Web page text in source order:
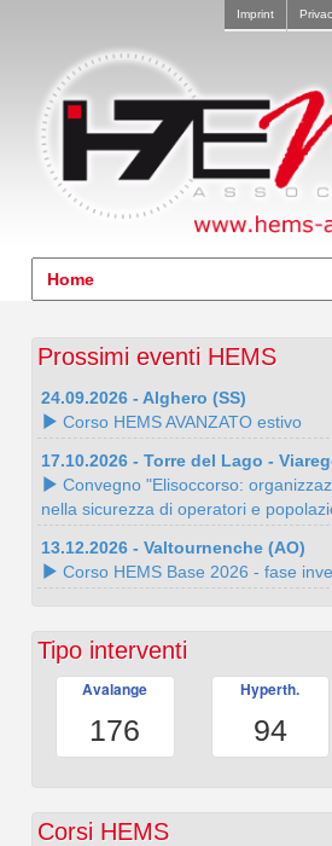
Imprint
Prossimi eventi HEMS
24.09.2026 - Alghero (SS)
Corso HEMS AVANZATO estivo
17.10.2026 - Torre del Lago -
Convegno "Elisoccorso:
nella sicurezza di operatori e
13.12.2026 - Valtournenche (AO)
Corso HEMS Base 2026 - fase
Tipo interventi
Avalange
176
Hyperth.
94
Corsi HEMS